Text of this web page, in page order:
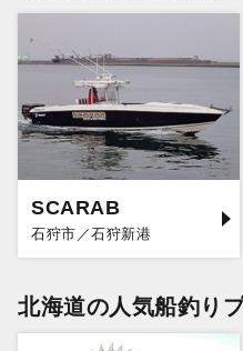
SCARAB
石狩市／石狩新港
北海道の人気船釣り